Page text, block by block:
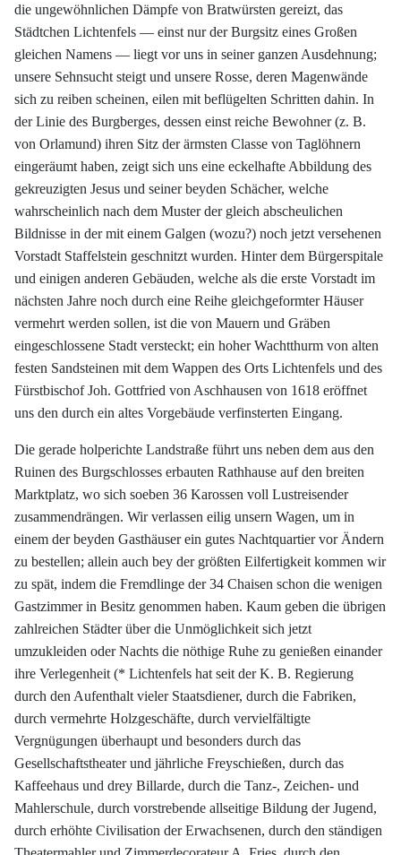
die ungewöhnlichen Dämpfe von Bratwürsten gereizt, das
Städtchen Lichtenfels — einst nur der Burgsitz eines Großen
gleichen Namens — liegt vor uns in seiner ganzen Ausdehnung;
unsere Sehnsucht steigt und unsere Rosse, deren Magenwände
sich zu reiben scheinen, eilen mit beflügelten Schritten dahin. In
der Linie des Burgberges, dessen einst reiche Bewohner (z. B.
von Orlamund) ihren Sitz der ärmsten Classe von Taglöhnern
eingeräumt haben, zeigt sich uns eine eckelhafte Abbildung des
gekreuzigten Jesus und seiner beyden Schächer, welche
wahrscheinlich nach dem Muster der gleich abscheulichen
Bildnisse in der mit einem Galgen (wozu?) noch jetzt versehenen
Vorstadt Staffelstein geschnitzt wurden. Hinter dem Bürgerspitale
und einigen anderen Gebäuden, welche als die erste Vorstadt im
nächsten Jahre noch durch eine Reihe gleichgeformter Häuser
vermehrt werden sollen, ist die von Mauern und Gräben
eingeschlossene Stadt versteckt; ein hoher Wachtthurm von alten
festen Sandsteinen mit dem Wappen des Orts Lichtenfels und des
Fürstbischof Joh. Gottfried von Aschhausen von 1618 eröffnet
uns den durch ein altes Vorgebäude verfinsterten Eingang.
Die gerade holperichte Landstraße führt uns neben dem aus den
Ruinen des Burgschlosses erbauten Rathhause auf den breiten
Marktplatz, wo sich soeben 36 Karossen voll Lustreisender
zusammendrängen. Wir verlassen eilig unsern Wagen, um in
einem der beyden Gasthäuser ein gutes Nachtquartier vor Ändern
zu bestellen; allein auch bey der größten Eilfertigkeit kommen wir
zu spät, indem die Fremdlinge der 34 Chaisen schon die wenigen
Gastzimmer in Besitz genommen haben. Kaum geben die übrigen
zahlreichen Städter über die Unmöglichkeit sich jetzt
umzukleiden oder Nachts die nöthige Ruhe zu genießen einander
ihre Verlegenheit (* Lichtenfels hat seit der K. B. Regierung
durch den Aufenthalt vieler Staatsdiener, durch die Fabriken,
durch vermehrte Holzgeschäfte, durch vervielfältigte
Vergnügungen überhaupt und besonders durch das
Gesellschaftstheater und jährliche Freyschießen, durch das
Kaffeehaus und drey Billarde, durch die Tanz-, Zeichen- und
Mahlerschule, durch vorstrebende allseitige Bildung der Jugend,
durch erhöhte Civilisation der Erwachsenen, durch den ständigen